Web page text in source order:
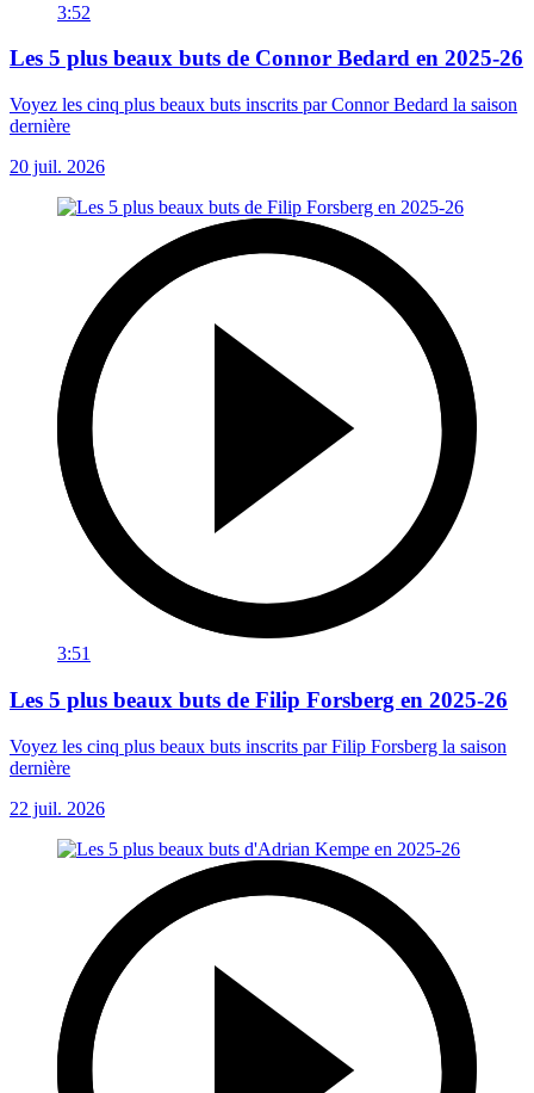
3:52
Les 5 plus beaux buts de Connor Bedard en 2025-26
Voyez les cinq plus beaux buts inscrits par Connor Bedard la saison
dernière
20 juil. 2026
3:51
Les 5 plus beaux buts de Filip Forsberg en 2025-26
Voyez les cinq plus beaux buts inscrits par Filip Forsberg la saison
dernière
22 juil. 2026